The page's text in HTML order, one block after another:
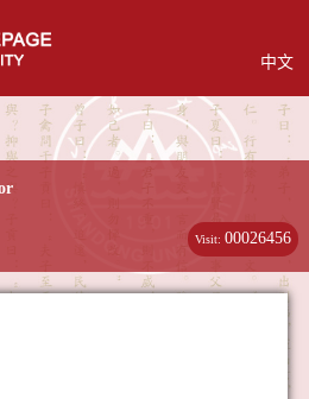
中文
Visit:00026456